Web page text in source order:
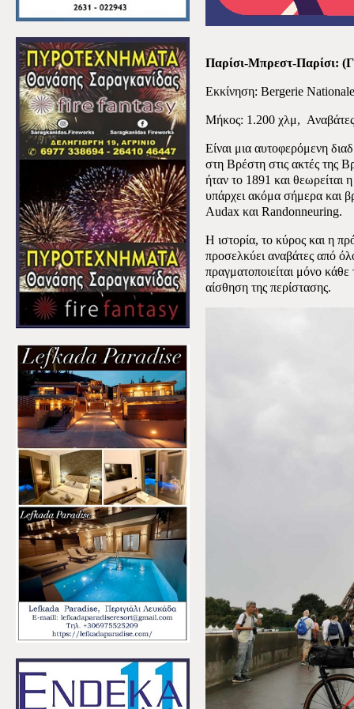
Παρίσι-Μπρεστ-Παρίσι:
Εκκίνηση: Bergerie
Μήκος: 1.200 χλμ,
Είναι μια αυτοφερόμενη
στη Βρέστη στις ακτές της
ήταν το 1891 και θεωρείται
υπάρχει ακόμα σήμερα και
Audax και Randonneuring.
Η ιστορία, το κύρος και η
προσελκύει αναβάτες από
πραγματοποιείται μόνο
αίσθηση της περίστασης.